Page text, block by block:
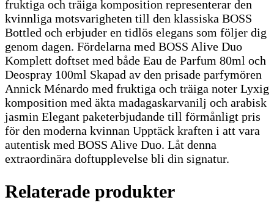
fruktiga och träiga komposition representerar den
kvinnliga motsvarigheten till den klassiska BOSS
Bottled och erbjuder en tidlös elegans som följer dig
genom dagen. Fördelarna med BOSS Alive Duo
Komplett doftset med både Eau de Parfum 80ml och
Deospray 100ml Skapad av den prisade parfymören
Annick Ménardo med fruktiga och träiga noter Lyxig
komposition med äkta madagaskarvanilj och arabisk
jasmin Elegant paketerbjudande till förmånligt pris
för den moderna kvinnan Upptäck kraften i att vara
autentisk med BOSS Alive Duo. Låt denna
extraordinära doftupplevelse bli din signatur.
Relaterade produkter